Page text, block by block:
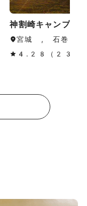
神割崎キャンプ場
宮城 , 石巻・気
4.28（230件